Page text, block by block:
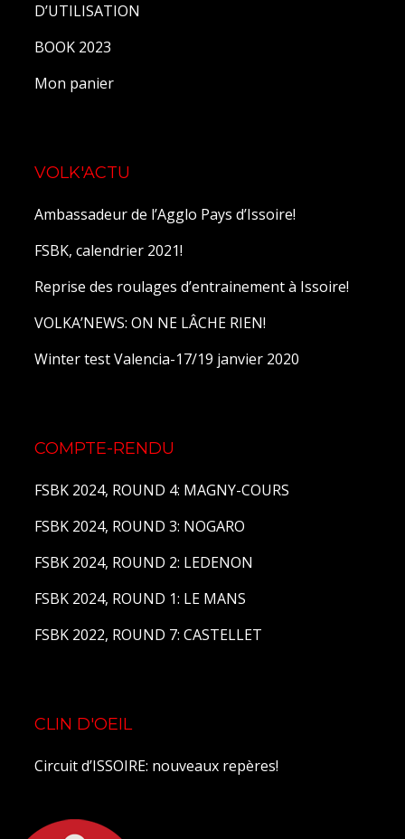
D’UTILISATION
BOOK 2023
Mon panier
VOLK'ACTU
Ambassadeur de l’Agglo Pays d’Issoire!
FSBK, calendrier 2021!
Reprise des roulages d’entrainement à Issoire!
VOLKA’NEWS: ON NE LÂCHE RIEN!
Winter test Valencia-17/19 janvier 2020
COMPTE-RENDU
FSBK 2024, ROUND 4: MAGNY-COURS
FSBK 2024, ROUND 3: NOGARO
FSBK 2024, ROUND 2: LEDENON
FSBK 2024, ROUND 1: LE MANS
FSBK 2022, ROUND 7: CASTELLET
CLIN D'OEIL
Circuit d’ISSOIRE: nouveaux repères!